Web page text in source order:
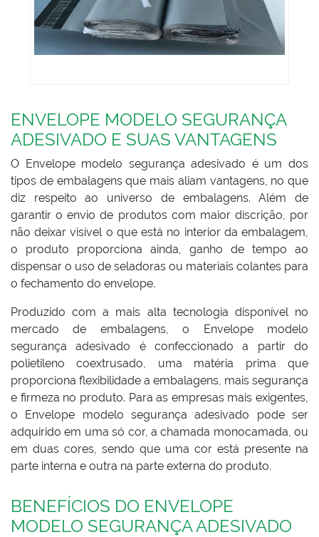
ENVELOPE MODELO SEGURANÇA
ADESIVADO E SUAS VANTAGENS
O Envelope modelo segurança adesivado é um dos
tipos de embalagens que mais aliam vantagens, no que
diz respeito ao universo de embalagens. Além de
garantir o envio de produtos com maior discrição, por
não deixar visível o que está no interior da embalagem,
o produto proporciona ainda, ganho de tempo ao
dispensar o uso de seladoras ou materiais colantes para
o fechamento do envelope.
Produzido com a mais alta tecnologia disponível no
mercado de embalagens, o Envelope modelo
segurança adesivado é confeccionado a partir do
polietileno coextrusado, uma matéria prima que
proporciona flexibilidade a embalagens, mais segurança
e firmeza no produto. Para as empresas mais exigentes,
o Envelope modelo segurança adesivado pode ser
adquirido em uma só cor, a chamada monocamada, ou
em duas cores, sendo que uma cor está presente na
parte interna e outra na parte externa do produto.
BENEFÍCIOS DO ENVELOPE
MODELO SEGURANÇA ADESIVADO